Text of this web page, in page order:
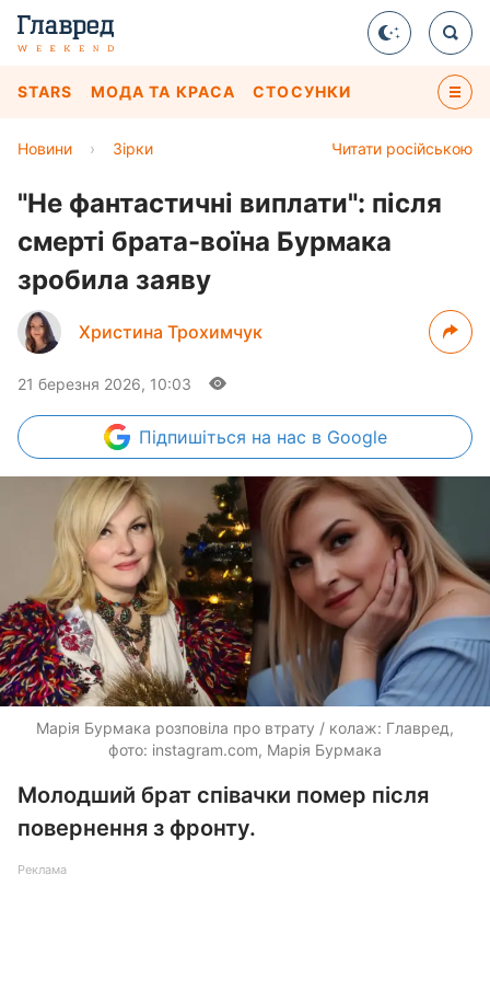
STARS МОДА ТА КРАСА СТОСУНКИ
Читати російською
Новини › Зірки
"Не фантастичні виплати": після
смерті брата-воїна Бурмака
зробила заяву
Христина Трохимчук
21 березня 2026, 10:03
Підпишіться на нас в Google
Марія Бурмака розповіла про втрату / колаж: Главред,
фото: instagram.com, Марія Бурмака
Молодший брат співачки помер після
повернення з фронту.
Реклама